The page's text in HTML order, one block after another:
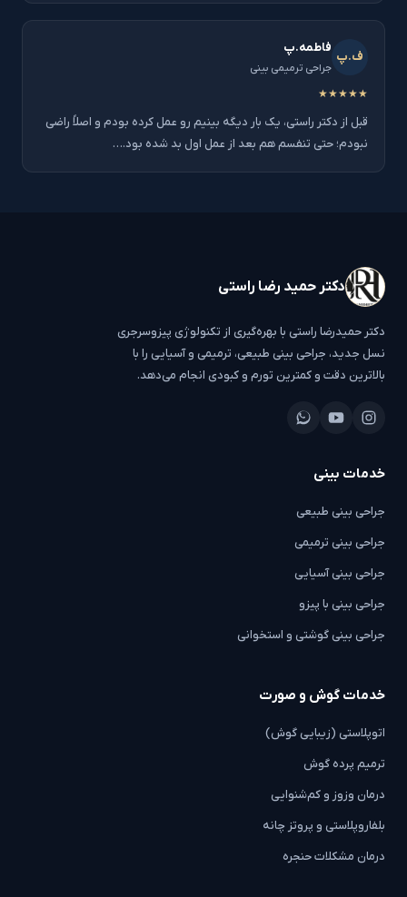
ف.پ
فاطمه.پ
جراحی ترمیمی بینی
★★★★★
قبل از دکتر راستی، یک بار دیگه بینیم رو عمل کرده بودم و اصلاً راضی
نبودم؛ حتی تنفسم هم بعد از عمل اول بد شده بود.…
دکتر حمید رضا راستی
دکتر حمیدرضا راستی با بهره‌گیری از تکنولوژی پیزوسرجری
نسل جدید، جراحی بینی طبیعی، ترمیمی و آسیایی را با
بالاترین دقت و کمترین تورم و کبودی انجام می‌دهد.
خدمات بینی
جراحی بینی طبیعی
جراحی بینی ترمیمی
جراحی بینی آسیایی
جراحی بینی با پیزو
جراحی بینی گوشتی و استخوانی
خدمات گوش و صورت
اتوپلاستی (زیبایی گوش)
ترمیم پرده گوش
درمان وزوز و کم‌شنوایی
بلفاروپلاستی و پروتز چانه
درمان مشکلات حنجره